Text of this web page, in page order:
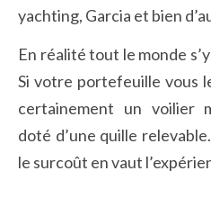
yachting, Garcia et bien
En réalité tout le monde
Si votre portefeuille vous
certainement un voilier
doté d’une quille
le surcoût en vaut